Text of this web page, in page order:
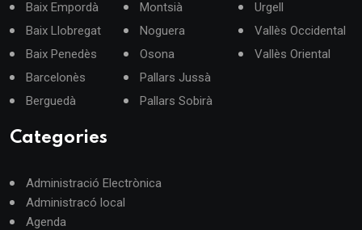
Baix Empordà
Baix Llobregat
Baix Penedès
Barcelonès
Berguedà
Montsià
Noguera
Osona
Pallars Jussà
Pallars Sobirà
Urgell
Vallès Occidental
Vallès Oriental
Categories
Administració Electrònica
Administracó local
Agenda